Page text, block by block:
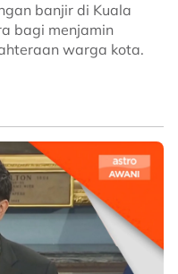
banjir di Kuala
bagi menjamin
warga kota.